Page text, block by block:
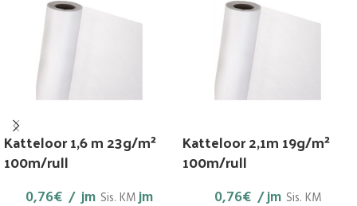
Katteloor 1,6 m 23g/m²
100m/rull
0,76€ jm Sis. KMjm
Katteloor 2,1m 19g/m²
100m/rull
0,76€ jm Sis. KM